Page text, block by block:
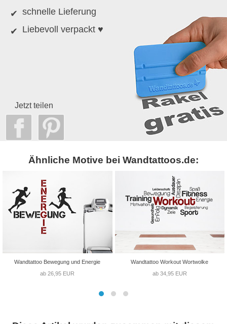
schnelle Lieferung
Liebevoll verpackt ♥
Jetzt teilen
Ähnliche Motive bei Wandtattoos.de:
Wandtattoo Bewegung und Energie
ab 26,95 EUR
Wandtattoo Workout Wortwolke
ab 34,95 EUR